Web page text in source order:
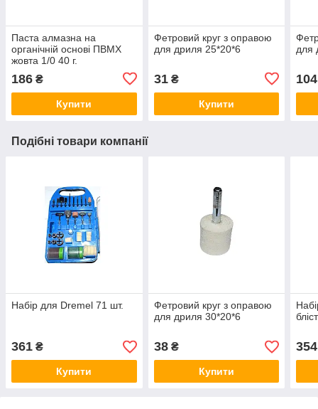
Паста алмазна на
органічній основі ПВМХ
жовта 1/0 40 г.
186 ₴
Купити
Фетровий круг з оправою
для дриля 25*20*6
31₴
Купити
для
104
Подібні товари компанії
Набір для Dremel 71 шт.
361 ₴
Купити
Фетровий круг з оправою
для дриля 30*20*6
38₴
Купити
354